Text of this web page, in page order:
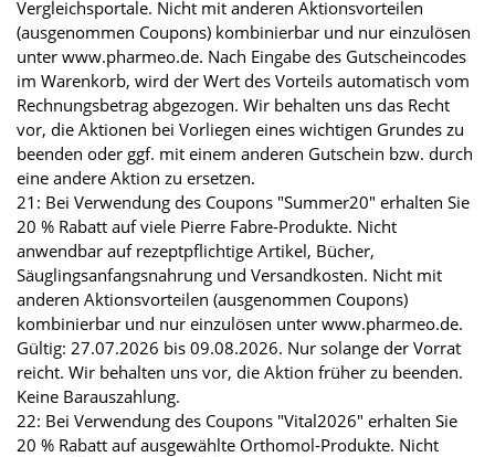
Vergleichsportale. Nicht mit anderen Aktionsvorteilen
(ausgenommen Coupons) kombinierbar und nur einzulösen
unter www.pharmeo.de. Nach Eingabe des Gutscheincodes
im Warenkorb, wird der Wert des Vorteils automatisch vom
Rechnungsbetrag abgezogen. Wir behalten uns das Recht
vor, die Aktionen bei Vorliegen eines wichtigen Grundes zu
beenden oder ggf. mit einem anderen Gutschein bzw. durch
eine andere Aktion zu ersetzen.
21: Bei Verwendung des Coupons "Summer20" erhalten Sie
20 % Rabatt auf viele Pierre Fabre-Produkte. Nicht
anwendbar auf rezeptpflichtige Artikel, Bücher,
Säuglingsanfangsnahrung und Versandkosten. Nicht mit
anderen Aktionsvorteilen (ausgenommen Coupons)
kombinierbar und nur einzulösen unter www.pharmeo.de.
Gültig: 27.07.2026 bis 09.08.2026. Nur solange der Vorrat
reicht. Wir behalten uns vor, die Aktion früher zu beenden.
Keine Barauszahlung.
22: Bei Verwendung des Coupons "Vital2026" erhalten Sie
20 % Rabatt auf ausgewählte Orthomol-Produkte. Nicht